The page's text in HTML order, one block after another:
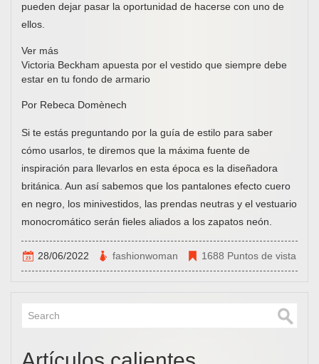
pueden dejar pasar la oportunidad de hacerse con uno de
ellos.
Ver más
Victoria Beckham apuesta por el vestido que siempre debe
estar en tu fondo de armario
Por Rebeca Domènech
Si te estás preguntando por la guía de estilo para saber
cómo usarlos, te diremos que la máxima fuente de
inspiración para llevarlos en esta época es la diseñadora
británica. Aun así sabemos que los pantalones efecto cuero
en negro, los minivestidos, las prendas neutras y el vestuario
monocromático serán fieles aliados a los zapatos neón.
28/06/2022 fashionwoman 1688 Puntos de vista